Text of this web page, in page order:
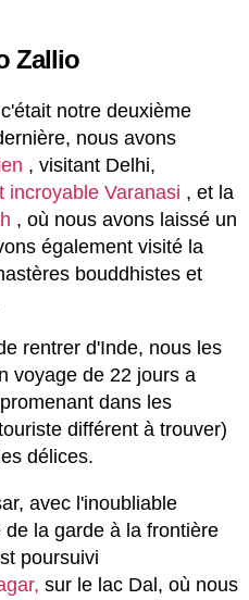
Zallio
notre deuxième
nous avons
, visitant Delhi,
incroyable Varanasi , et la
, où nous avons laissé un
également visité la
bouddhistes et
rentrer d'Inde, nous les
voyage de 22 jours a
dans les
différent à trouver)
délices.
avec l'inoubliable
la garde à la frontière
poursuivi
sur le lac Dal, où nous